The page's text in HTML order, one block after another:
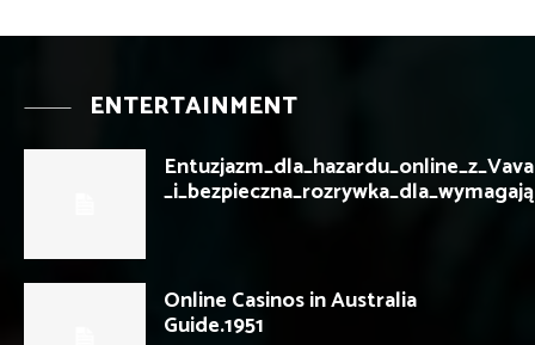
ENTERTAINMENT
_i_bezpieczna_rozrywka_dla_wymagają
Online Casinos in Australia
Guide.1951